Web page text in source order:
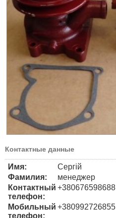
Контактные данные
Имя:
Сергій
Фамилия:
менеджер
Контактный
телефон:
+380676598688
Мобильный
телефон:
+380992726855